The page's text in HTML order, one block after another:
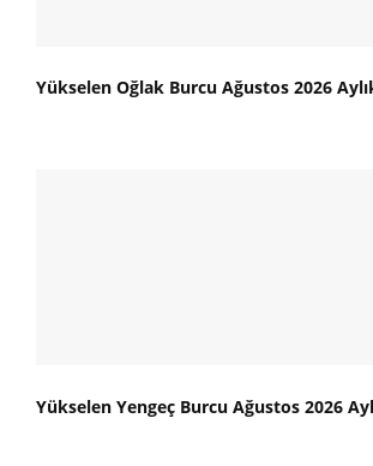
Yükselen Oğlak Burcu Ağustos 2026
Yükselen Yengeç Burcu Ağustos 2026